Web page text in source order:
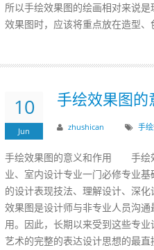
所以手绘效果图的绘画相对来
效果图时，应该将重点放在造型、
10
Jun
手绘效果图的
zhushican 手
手绘效果图的意义和作用 手绘
业、室内设计专业一门必修专业
的设计表现技法、理解设计、深化
效果图是设计师与非专业人员沟
用。因此，长期以来受到这些专
艺术的完整的表达设计思想的最